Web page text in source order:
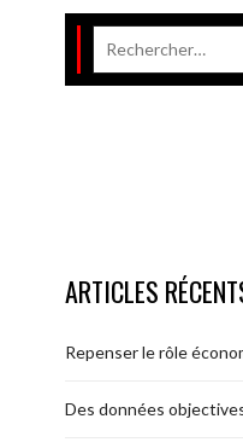
ARTICLES
Repenser le rôle
Des données